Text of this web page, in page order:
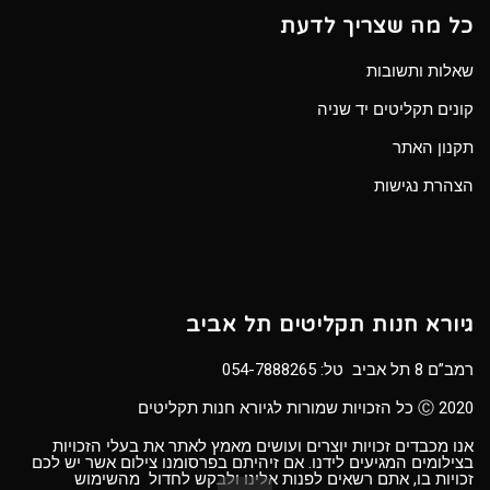
כל מה שצריך לדעת
שאלות ותשובות
קונים תקליטים יד שניה
תקנון האתר
הצהרת נגישות
גיורא חנות תקליטים תל אביב
רמב”ם 8 תל אביב טל:
054-7888265
Ⓒ 2020 כל הזכויות שמורות לגיורא חנות תקליטים
אנו מכבדים זכויות יוצרים ועושים מאמץ לאתר את בעלי הזכויות
בצילומים המגיעים לידנו. אם זיהיתם בפרסומנו צילום אשר יש לכם
זכויות בו, אתם רשאים לפנות אלינו ולבקש לחדול מהשימוש